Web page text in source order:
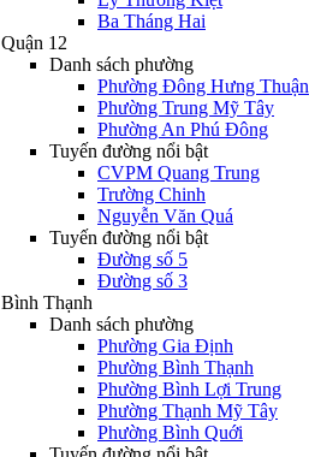
Ba Tháng Hai
Quận 12
Danh sách phường
Phường Đông Hưng Thuận
Phường Trung Mỹ Tây
Phường An Phú Đông
Tuyến đường nổi bật
CVPM Quang Trung
Trường Chinh
Nguyễn Văn Quá
Tuyến đường nổi bật
Đường số 5
Đường số 3
Bình Thạnh
Danh sách phường
Phường Gia Định
Phường Bình Thạnh
Phường Bình Lợi Trung
Phường Thạnh Mỹ Tây
Phường Bình Quới